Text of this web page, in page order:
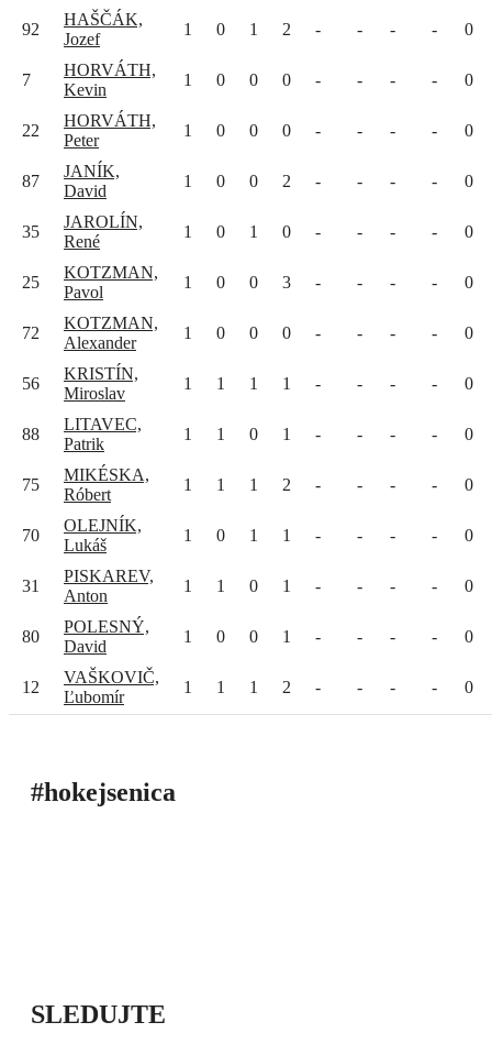
92
HAŠČÁK,
Jozef
1 0 1 2 - - - - 0
7
HORVÁTH,
Kevin
1 0 0 0 - - - - 0
22
HORVÁTH,
Peter
1 0 0 0 - - - - 0
87
JANÍK,
David
1 0 0 2 - - - - 0
35
JAROLÍN,
René
1 0 1 0 - - - - 0
25
KOTZMAN,
Pavol
1 0 0 3 - - - - 0
72
KOTZMAN,
Alexander
1 0 0 0 - - - - 0
56
KRISTÍN,
Miroslav
1 1 1 1 - - - - 0
88
LITAVEC,
Patrik
1 1 0 1 - - - - 0
75
MIKÉSKA,
Róbert
1 1 1 2 - - - - 0
70
OLEJNÍK,
Lukáš
1 0 1 1 - - - - 0
31
PISKAREV,
Anton
1 1 0 1 - - - - 0
80
POLESNÝ,
David
1 0 0 1 - - - - 0
12
VAŠKOVIČ,
Ľubomír
1 1 1 2 - - - - 0
#hokejsenica
SLEDUJTE